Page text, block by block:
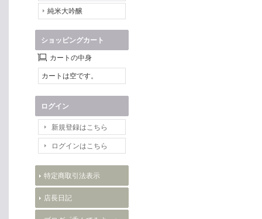
純米大吟醸
ショッピングカート
カートの中身
カートは空です。
ログイン
新規登録はこちら
ログインはこちら
特定商取引法表示
店長日記